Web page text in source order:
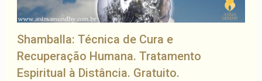
Shamballa: Técnica de Cura e
Recuperação Humana. Tratamento
Espiritual à Distância. Gratuito.